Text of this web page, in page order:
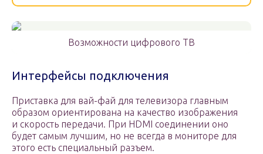
Возможности цифрового ТВ
Интерфейсы подключения
Приставка для вай-фай для телевизора главным
образом ориентирована на качество изображения
и скорость передачи. При HDMI соединении оно
будет самым лучшим, но не всегда в мониторе для
этого есть специальный разъем.